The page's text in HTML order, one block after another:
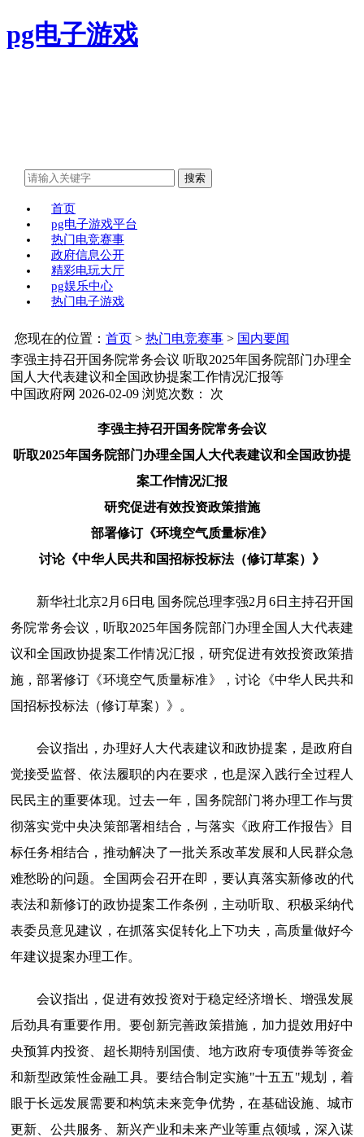
pg电子游戏
首页
pg电子游戏平台
热门电竞赛事
政府信息公开
精彩电玩大厅
pg娱乐中心
热门电子游戏
您现在的位置： 首页 > 热门电竞赛事 > 国内要闻
李强主持召开国务院常务会议 听取2025年国务院部门办理全
国人大代表建议和全国政协提案工作情况汇报等
中国政府网 2026-02-09 浏览次数： 次
李强主持召开国务院常务会议
听取2025年国务院部门办理全国人大代表建议和全国政协提
案工作情况汇报
研究促进有效投资政策措施
部署修订《环境空气质量标准》
讨论《中华人民共和国招标投标法（修订草案）》
新华社北京2月6日电 国务院总理李强2月6日主持召开国
务院常务会议，听取2025年国务院部门办理全国人大代表建
议和全国政协提案工作情况汇报，研究促进有效投资政策措
施，部署修订《环境空气质量标准》，讨论《中华人民共和
国招标投标法（修订草案）》。
会议指出，办理好人大代表建议和政协提案，是政府自
觉接受监督、依法履职的内在要求，也是深入践行全过程人
民民主的重要体现。过去一年，国务院部门将办理工作与贯
彻落实党中央决策部署相结合，与落实《政府工作报告》目
标任务相结合，推动解决了一批关系改革发展和人民群众急
难愁盼的问题。全国两会召开在即，要认真落实新修改的代
表法和新修订的政协提案工作条例，主动听取、积极采纳代
表委员意见建议，在抓落实促转化上下功夫，高质量做好今
年建议提案办理工作。
会议指出，促进有效投资对于稳定经济增长、增强发展
后劲具有重要作用。要创新完善政策措施，加力提效用好中
央预算内投资、超长期特别国债、地方政府专项债券等资金
和新型政策性金融工具。要结合制定实施"十五五"规划，着
眼于长远发展需要和构筑未来竞争优势，在基础设施、城市
更新、公共服务、新兴产业和未来产业等重点领域，深入谋